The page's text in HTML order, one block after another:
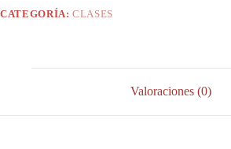
CATEGORÍA:CLASES
Valoraciones (0)